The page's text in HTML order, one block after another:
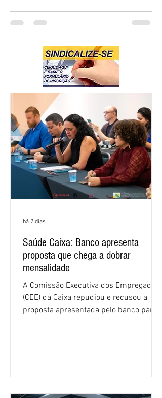
Saúde Caixa: Banco apresenta
proposta que chega a dobrar
mensalidade
A Comissão Executiva dos Empregados
(CEE) da Caixa repudiou e recusou a
proposta apresentada pelo banco para o
negociações das empregadas e dos
há 2 dias